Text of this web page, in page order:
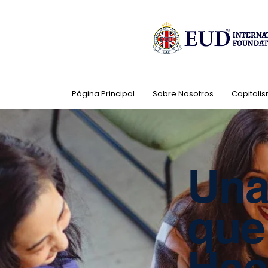
Página Principal Sobre Nosotros